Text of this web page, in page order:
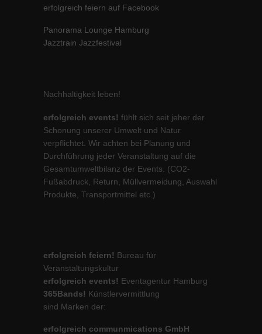
erfolgreich feiern auf Facebook
Panorama Lounge Hamburg
Jazztrain Jazzfestival
Nachhaltigkeit leben!
erfolgreich events! fühlt sich seit jeher der
Schonung unserer Umwelt und Natur
verpflichtet. Wir achten bei Planung und
Durchführung jeder Veranstaltung auf die
Gesamtumweltbilanz der Events. (CO2-
Fußabdruck, Return, Müllvermeidung, Auswahl
Produkte, Transportmittel etc.)
erfolgreich feiern! Bureau für
Veranstaltungskultur
erfolgreich events! Eventagentur Hamburg
365Bands! Künstlervermittlung
sind Marken der:
erfolgreich communmications GmbH